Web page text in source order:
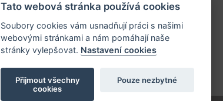
Mapa stránek
Tato webová stránka používá cookies
Soubory cookies vám usnadňují práci s našimi
webovými stránkami a nám pomáhají naše
stránky vylepšovat. Nastavení cookies
Přijmout všechny
cookies
Pouze nezbytné